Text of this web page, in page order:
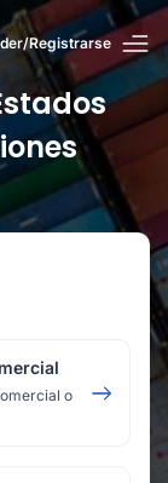
Registrarse
o